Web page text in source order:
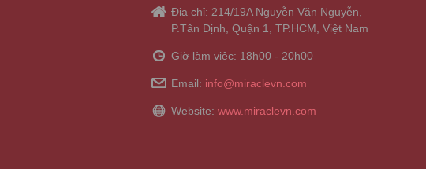
Địa chỉ: 214/19A Nguyễn Văn Nguyễn,
P.Tân Định, Quận 1, TP.HCM, Việt Nam
Giờ làm việc: 18h00 - 20h00
Email: info@miraclevn.com
Website: www.miraclevn.com